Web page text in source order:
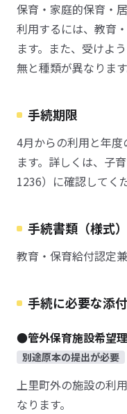
保育・家庭的保育・
利用するには、教育
ます。また、受けよ
無と種類が異なります
手続期限
4月からの利用と年
ます。詳しくは、子
1236）に確認してく
手続書類（様式）
教育・保育給付認定
手続に必要な添
●管外保育施設希望
別途原本の提出が必要
上里町外の施設の利
なります。